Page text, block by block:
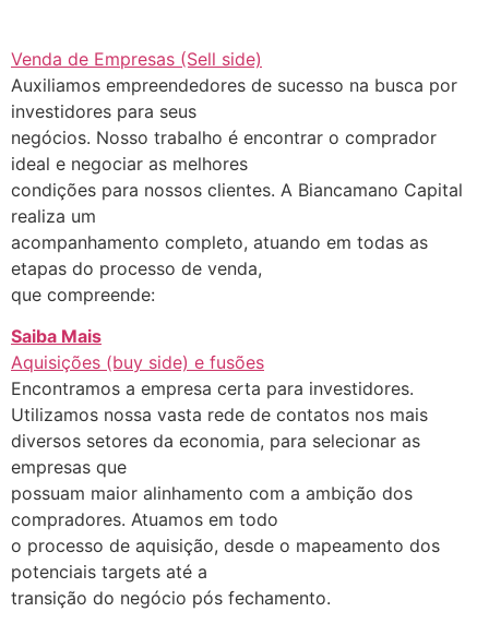
Venda de Empresas (Sell side)
Auxiliamos empreendedores de sucesso na busca por
investidores para seus
negócios. Nosso trabalho é encontrar o comprador
ideal e negociar as melhores
condições para nossos clientes. A Biancamano Capital
realiza um
acompanhamento completo, atuando em todas as
etapas do processo de venda,
que compreende:
Saiba Mais
Aquisições (buy side) e fusões
Encontramos a empresa certa para investidores.
Utilizamos nossa vasta rede de contatos nos mais
diversos setores da economia, para selecionar as
empresas que
possuam maior alinhamento com a ambição dos
compradores. Atuamos em todo
o processo de aquisição, desde o mapeamento dos
potenciais targets até a
transição do negócio pós fechamento.